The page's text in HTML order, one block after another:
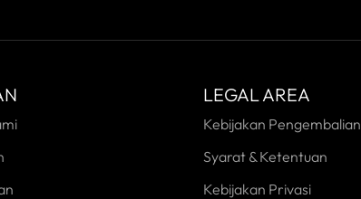
LEGAL AREA
Kebijakan Pengembalian
Syarat & Ketentuan
Kebijakan Privasi